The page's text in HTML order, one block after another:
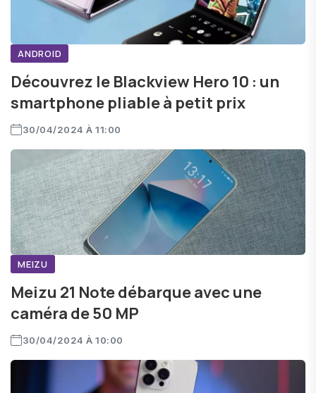
ANDROID
Découvrez le Blackview Hero 10 : un
smartphone pliable à petit prix
30/04/2024 À 11:00
MEIZU
Meizu 21 Note débarque avec une
caméra de 50 MP
30/04/2024 À 10:00